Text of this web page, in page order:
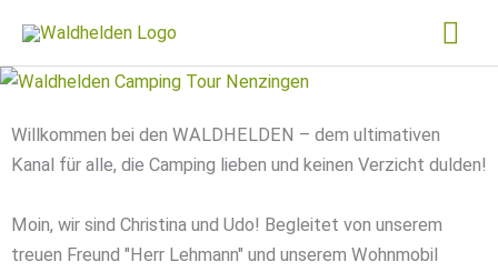
Inhalt
springen
Willkommen bei den WALDHELDEN – dem ultimativen
Kanal für alle, die Camping lieben und keinen Verzicht dulden!
Moin, wir sind Christina und Udo! Begleitet von unserem
treuen Freund "Herr Lehmann" und unserem Wohnmobil